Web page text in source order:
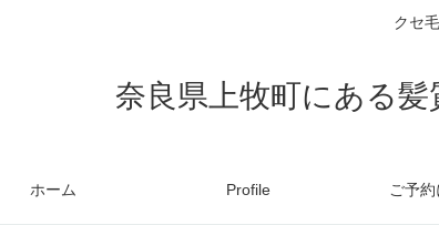
クセ
奈良県上牧町にある
ホーム Profile ご予